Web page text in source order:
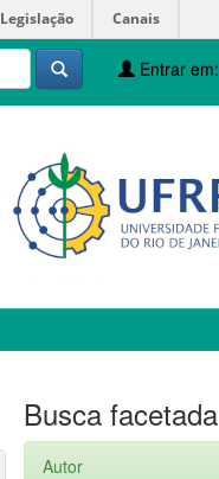
Legislação Canais
Entrar em:
Busca facetada
Autor